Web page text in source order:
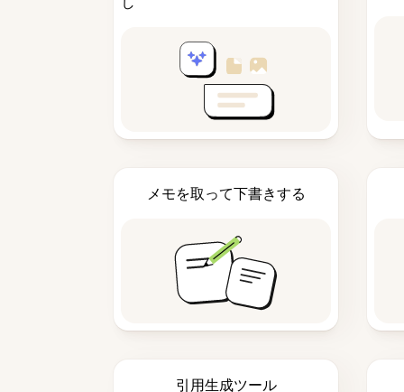
メモを取って下書きする
引用生成ツール